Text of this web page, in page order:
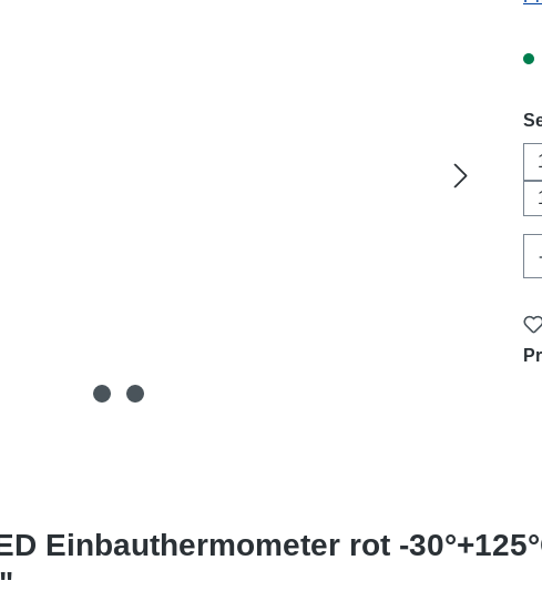
Einbauthermometer rot -